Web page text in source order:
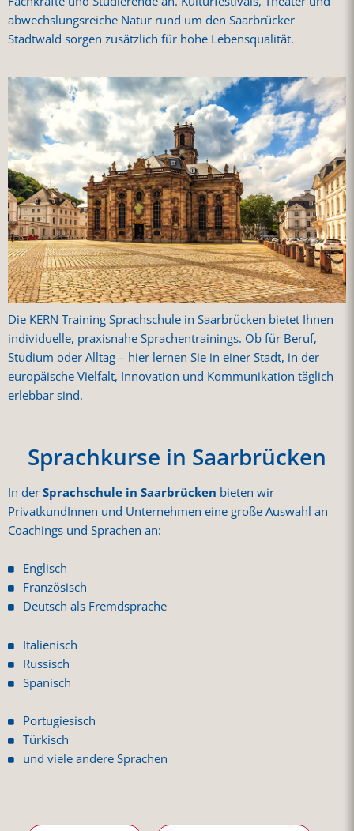
abwechslungsreiche Natur rund um den Saarbrücker
Stadtwald sorgen zusätzlich für hohe Lebensqualität.
Die KERN Training Sprachschule in Saarbrücken bietet Ihnen
individuelle, praxisnahe Sprachentrainings. Ob für Beruf,
Studium oder Alltag – hier lernen Sie in einer Stadt, in der
europäische Vielfalt, Innovation und Kommunikation täglich
erlebbar sind.
Sprachkurse in Saarbrücken
In derSprachschule in Saarbrücken bieten wir
PrivatkundInnen und Unternehmen eine große Auswahl an
Coachings und Sprachen an:
Englisch
Französisch
Deutsch als Fremdsprache
Italienisch
Russisch
Spanisch
Portugiesisch
Türkisch
und viele andere Sprachen